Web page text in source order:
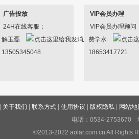
广告投放
24H在线客服：
解玉磊
13505345048
VIP会员办理
VIP会员办理顾问
费学水
18653417721
关于我们 |联系方式 |使用协议 版权隐私
网站地
电话：0534-2753670
©2013-2022 aolar.com.cn All Rights